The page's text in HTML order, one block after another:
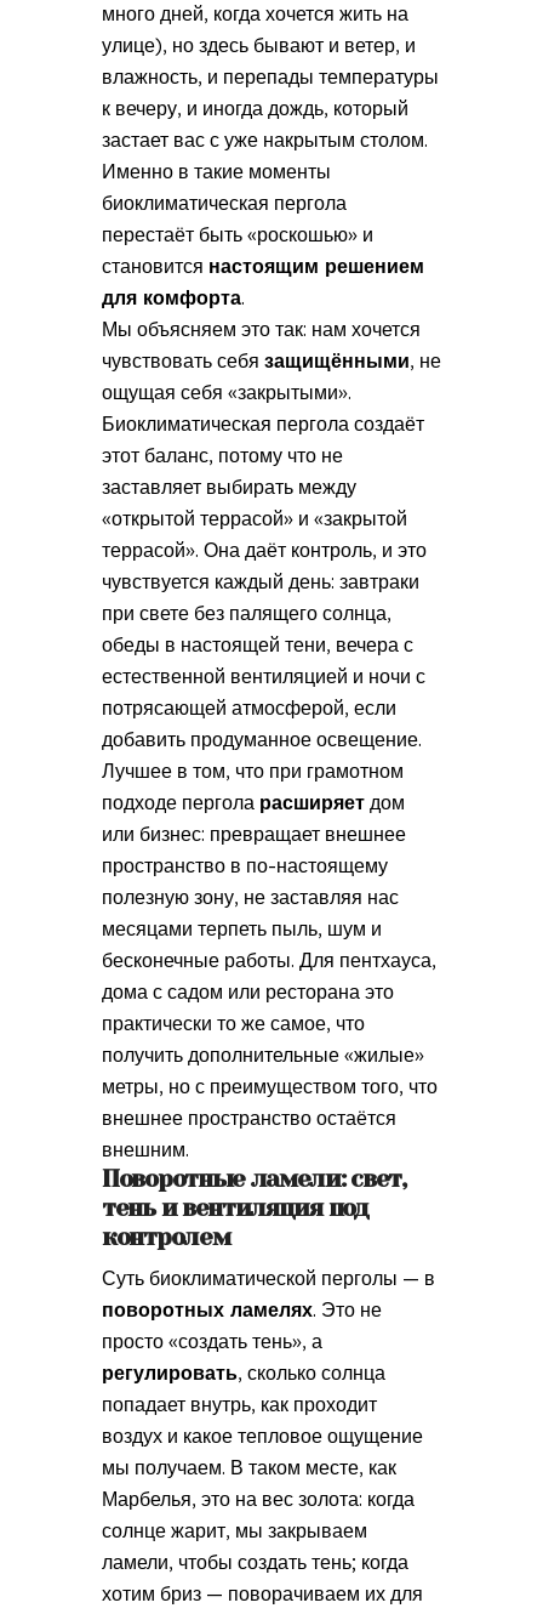
много дней, когда хочется жить на
улице), но здесь бывают и ветер, и
влажность, и перепады температуры
к вечеру, и иногда дождь, который
застает вас с уже накрытым столом.
Именно в такие моменты
биоклиматическая пергола
перестаёт быть «роскошью» и
становится настоящим решением
для комфорта.
Мы объясняем это так: нам хочется
чувствовать себя защищёнными, не
ощущая себя «закрытыми».
Биоклиматическая пергола создаёт
этот баланс, потому что не
заставляет выбирать между
«открытой террасой» и «закрытой
террасой». Она даёт контроль, и это
чувствуется каждый день: завтраки
при свете без палящего солнца,
обеды в настоящей тени, вечера с
естественной вентиляцией и ночи с
потрясающей атмосферой, если
добавить продуманное освещение.
Лучшее в том, что при грамотном
подходе пергола расширяет дом
или бизнес: превращает внешнее
пространство в по-настоящему
полезную зону, не заставляя нас
месяцами терпеть пыль, шум и
бесконечные работы. Для пентхауса,
дома с садом или ресторана это
практически то же самое, что
получить дополнительные «жилые»
метры, но с преимуществом того, что
внешнее пространство остаётся
внешним.
Поворотные ламели: свет,
тень и вентиляция под
контролем
Суть биоклиматической перголы — в
поворотных ламелях. Это не
просто «создать тень», а
регулировать, сколько солнца
попадает внутрь, как проходит
воздух и какое тепловое ощущение
мы получаем. В таком месте, как
Марбелья, это на вес золота: когда
солнце жарит, мы закрываем
ламели, чтобы создать тень; когда
хотим бриз — поворачиваем их для